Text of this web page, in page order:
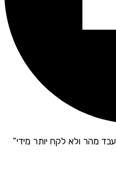
מהר ולא לקח יותר מידי"